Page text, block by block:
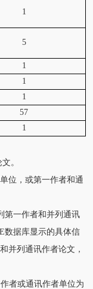
1
5
1
1
1
57
1
。
位，或第一作者和通
第一作者和并列通讯
数据库显示的具体信
并列通讯作者论文，
者或通讯作者单位为